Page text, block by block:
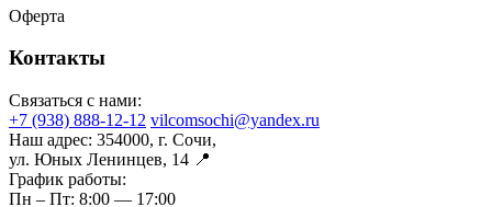
Оферта
Контакты
Связаться с нами:
+7 (938) 888-12-12 vilcomsochi@yandex.ru
Наш адрес: 354000, г. Сочи,
ул. Юных Ленинцев, 14 📍
График работы:
Пн – Пт: 8:00 — 17:00